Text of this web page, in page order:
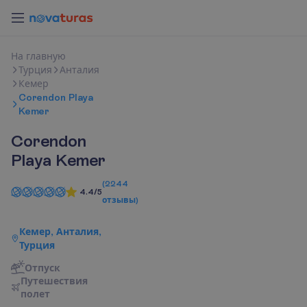
На главную
Турция
Анталия
Кемер
Corendon Playa
Kemer
Corendon
Playa Kemer
4.4/5
(2244
отзывы)
Кемер, Анталия,
Турция
Отпуск
Путешествия
полет